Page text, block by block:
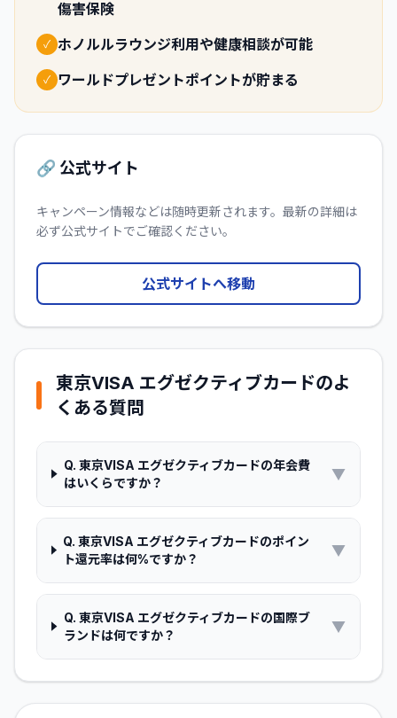
傷害保険
✓ ホノルルラウンジ利用や健康相談が可能
✓ ワールドプレゼントポイントが貯まる
🔗 公式サイト
キャンペーン情報などは随時更新されます。最新の詳細は
必ず公式サイトでご確認ください。
公式サイトへ移動
東京VISA エグゼクティブカードのよ
くある質問
Q.東京VISA エグゼクティブカードの年会費
はいくらですか？
▼
Q.東京VISA エグゼクティブカードのポイン
ト還元率は何%ですか？
▼
Q. 東京VISA エグゼクティブカードの国際ブ
ランドは何ですか？
▼